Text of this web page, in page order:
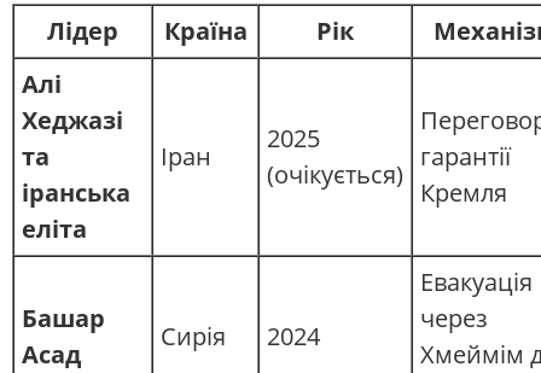
Лідер Країна Рік
Алі
Хеджазі
та
іранська
еліта
Іран
2025
(очікується)
гарантії
Кремля
Башар
Асад
Сирія 2024
Евакуація
через
Хмеймім